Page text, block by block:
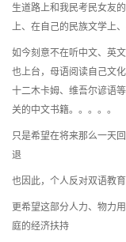
生道路上和我民考民女友
上、在自己的民族文学上
如今刻意不在听中文、英
也上台，母语阅读自己文
十二木卡姆、维吾尔谚语
关的中文书籍。。。。。
只是希望在将来那么一天
退
也因此，个人反对双语教
更希望这部分人力、物力
庭的经济扶持